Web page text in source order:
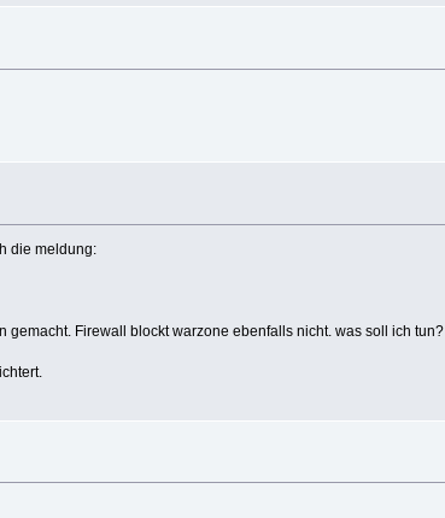
die meldung:
Firewall blockt warzone ebenfalls nicht. was soll ich tun?